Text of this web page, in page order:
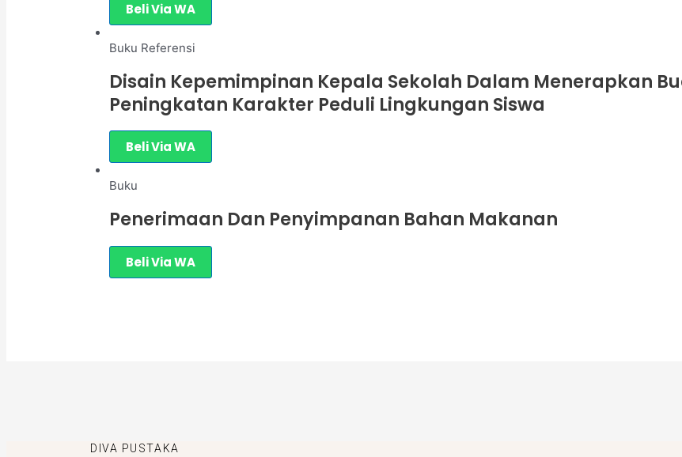
Beli Via WA
Buku Referensi
Disain Kepemimpinan Kepala Sekolah Dalam Menerapkan
Peningkatan Karakter Peduli Lingkungan Siswa
Beli Via WA
Buku
Penerimaan Dan Penyimpanan Bahan Makanan
Beli Via WA
DIVA PUSTAKA